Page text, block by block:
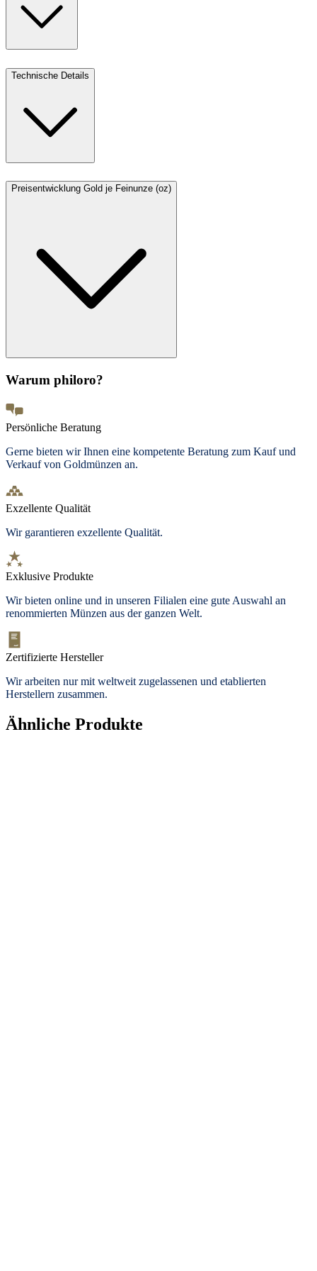
Technische Details
Preisentwicklung Gold je Feinunze (oz)
Warum philoro?
Persönliche Beratung
Gerne bieten wir Ihnen eine kompetente Beratung zum Kauf und
Verkauf von Goldmünzen an.
Exzellente Qualität
Wir garantieren exzellente Qualität.
Exklusive Produkte
Wir bieten online und in unseren Filialen eine gute Auswahl an
renommierten Münzen aus der ganzen Welt.
Zertifizierte Hersteller
Wir arbeiten nur mit weltweit zugelassenen und etablierten
Herstellern zusammen.
Ähnliche Produkte